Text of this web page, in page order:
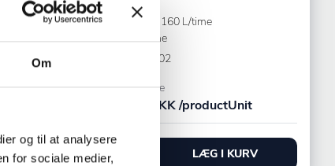
Om
og til at analysere
for sociale medier,
Bestaqua 60 LT, 160 L/time
Opvaskemaskine
71088502
Bestillingsvare
47.540,00 DKK /productUnit
LÆG I KURV